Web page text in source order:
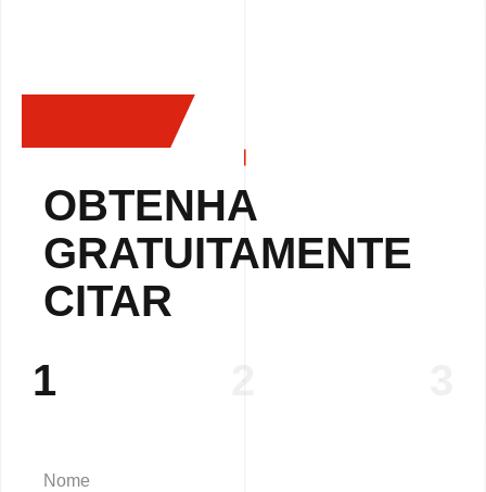
OBTENHA
GRATUITAMENTE
CITAR
1
2 3
Nome